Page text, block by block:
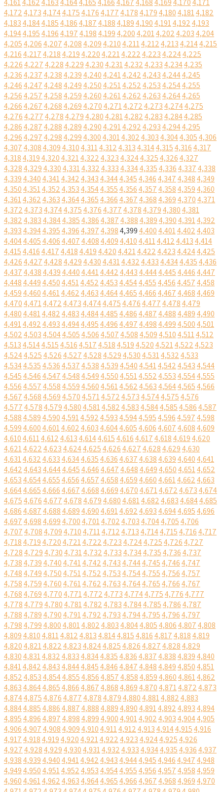
4,1614,1624,1634,1644,1654,1664,1674,1684,1694,1704,171
4,1724,1734,1744,1754,1764,1774,1784,1794,1804,1814,182
4,1834,1844,1854,1864,1874,1884,1894,1904,1914,1924,193
4,1944,1954,1964,1974,1984,1994,2004,2014,2024,2034,204
4,2054,2064,2074,2084,2094,2104,2114,2124,2134,2144,215
4,2164,2174,2184,2194,2204,2214,2224,2234,2244,225
4,2264,2274,2284,2294,2304,2314,2324,2334,2344,235
4,2364,2374,2384,2394,2404,2414,2424,2434,2444,245
4,2464,2474,2484,2494,2504,2514,2524,2534,2544,255
4,2564,2574,2584,2594,2604,2614,2624,2634,2644,265
4,2664,2674,2684,2694,2704,2714,2724,2734,2744,275
4,2764,2774,2784,2794,2804,2814,2824,2834,2844,285
4,2864,2874,2884,2894,2904,2914,2924,2934,2944,295
4,2964,2974,2984,2994,3004,3014,3024,3034,3044,3054,306
4,3074,3084,3094,3104,3114,3124,3134,3144,3154,3164,317
4,3184,3194,3204,3214,3224,3234,3244,3254,3264,327
4,3284,3294,3304,3314,3324,3334,3344,3354,3364,3374,338
4,3394,3404,3414,3424,3434,3444,3454,3464,3474,3484,349
4,3504,3514,3524,3534,3544,3554,3564,3574,3584,3594,360
4,3614,3624,3634,3644,3654,3664,3674,3684,3694,3704,371
4,3724,3734,3744,3754,3764,3774,3784,3794,3804,381
4,3824,3834,3844,3854,3864,3874,3884,3894,3904,3914,392
4,3934,3944,3954,3964,3974,3984,3994,4004,4014,4024,403
4,4044,4054,4064,4074,4084,4094,4104,4114,4124,4134,414
4,4154,4164,4174,4184,4194,4204,4214,4224,4234,4244,425
4,4264,4274,4284,4294,4304,4314,4324,4334,4344,4354,436
4,4374,4384,4394,4404,4414,4424,4434,4444,4454,4464,447
4,4484,4494,4504,4514,4524,4534,4544,4554,4564,4574,458
4,4594,4604,4614,4624,4634,4644,4654,4664,4674,4684,469
4,4704,4714,4724,4734,4744,4754,4764,4774,4784,479
4,4804,4814,4824,4834,4844,4854,4864,4874,4884,4894,490
4,4914,4924,4934,4944,4954,4964,4974,4984,4994,5004,501
4,5024,5034,5044,5054,5064,5074,5084,5094,5104,5114,512
4,5134,5144,5154,5164,5174,5184,5194,5204,5214,5224,523
4,5244,5254,5264,5274,5284,5294,5304,5314,5324,533
4,5344,5354,5364,5374,5384,5394,5404,5414,5424,5434,544
4,5454,5464,5474,5484,5494,5504,5514,5524,5534,5544,555
4,5564,5574,5584,5594,5604,5614,5624,5634,5644,5654,566
4,5674,5684,5694,5704,5714,5724,5734,5744,5754,576
4,5774,5784,5794,5804,5814,5824,5834,5844,5854,5864,587
4,5884,5894,5904,5914,5924,5934,5944,5954,5964,5974,598
4,5994,6004,6014,6024,6034,6044,6054,6064,6074,6084,609
4,6104,6114,6124,6134,6144,6154,6164,6174,6184,6194,620
4,6214,6224,6234,6244,6254,6264,6274,6284,6294,630
4,6314,6324,6334,6344,6354,6364,6374,6384,6394,6404,641
4,6424,6434,6444,6454,6464,6474,6484,6494,6504,6514,652
4,6534,6544,6554,6564,6574,6584,6594,6604,6614,6624,663
4,6644,6654,6664,6674,6684,6694,6704,6714,6724,6734,674
4,6754,6764,6774,6784,6794,6804,6814,6824,6834,6844,685
4,6864,6874,6884,6894,6904,6914,6924,6934,6944,6954,696
4,6974,6984,6994,7004,7014,7024,7034,7044,7054,706
4,7074,7084,7094,7104,7114,7124,7134,7144,7154,7164,717
4,7184,7194,7204,7214,7224,7234,7244,7254,7264,727
4,7284,7294,7304,7314,7324,7334,7344,7354,7364,737
4,7384,7394,7404,7414,7424,7434,7444,7454,7464,747
4,7484,7494,7504,7514,7524,7534,7544,7554,7564,757
4,7584,7594,7604,7614,7624,7634,7644,7654,7664,767
4,7684,7694,7704,7714,7724,7734,7744,7754,7764,777
4,7784,7794,7804,7814,7824,7834,7844,7854,7864,787
4,7884,7894,7904,7914,7924,7934,7944,7954,7964,797
4,7984,7994,8004,8014,8024,8034,8044,8054,8064,8074,808
4,8094,8104,8114,8124,8134,8144,8154,8164,8174,8184,819
4,8204,8214,8224,8234,8244,8254,8264,8274,8284,829
4,8304,8314,8324,8334,8344,8354,8364,8374,8384,8394,840
4,8414,8424,8434,8444,8454,8464,8474,8484,8494,8504,851
4,8524,8534,8544,8554,8564,8574,8584,8594,8604,8614,862
4,8634,8644,8654,8664,8674,8684,8694,8704,8714,8724,873
4,8744,8754,8764,8774,8784,8794,8804,8814,8824,883
4,8844,8854,8864,8874,8884,8894,8904,8914,8924,8934,894
4,8954,8964,8974,8984,8994,9004,9014,9024,9034,9044,905
4,9064,9074,9084,9094,9104,9114,9124,9134,9144,9154,916
4,9174,9184,9194,9204,9214,9224,9234,9244,9254,926
4,9274,9284,9294,9304,9314,9324,9334,9344,9354,9364,937
4,9384,9394,9404,9414,9424,9434,9444,9454,9464,9474,948
4,9494,9504,9514,9524,9534,9544,9554,9564,9574,9584,959
4,9604,9614,9624,9634,9644,9654,9664,9674,9684,9694,970